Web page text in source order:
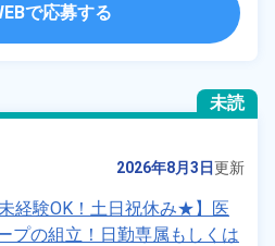
で応募する
未読
2026年8月3日更新
経験OK！土日祝休み★】医
プの組立！日勤専属もしくは